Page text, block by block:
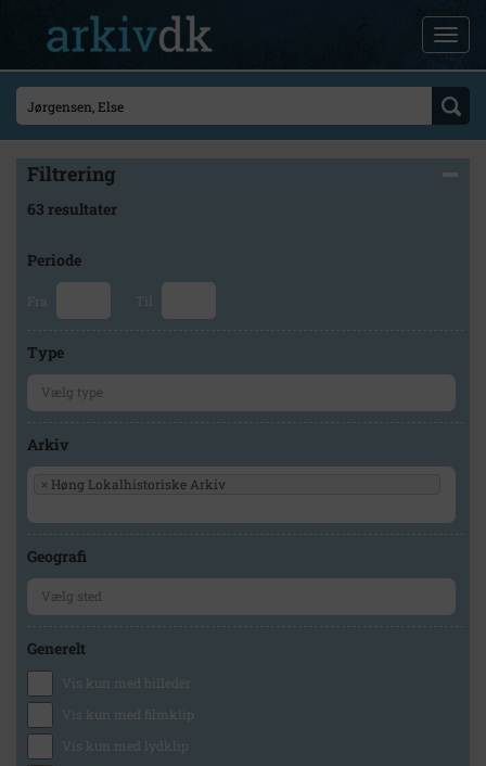
Filtrering
63 resultater
Periode
Fra Til
Type
Arkiv
× Høng Lokalhistoriske Arkiv
Geografi
Generelt
Vis kun med billeder
Vis kun med filmklip
Vis kun med lydklip